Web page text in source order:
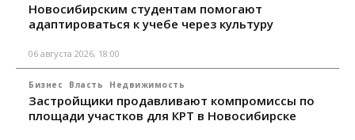
Новосибирским студентам помогают
адаптироваться к учебе через культуру
06 августа 2026, 18:00
Бизнес Власть Недвижимость
Застройщики продавливают компромиссы по
площади участков для КРТ в Новосибирске